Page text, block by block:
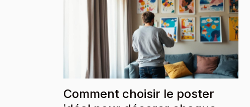
Comment choisir le poster